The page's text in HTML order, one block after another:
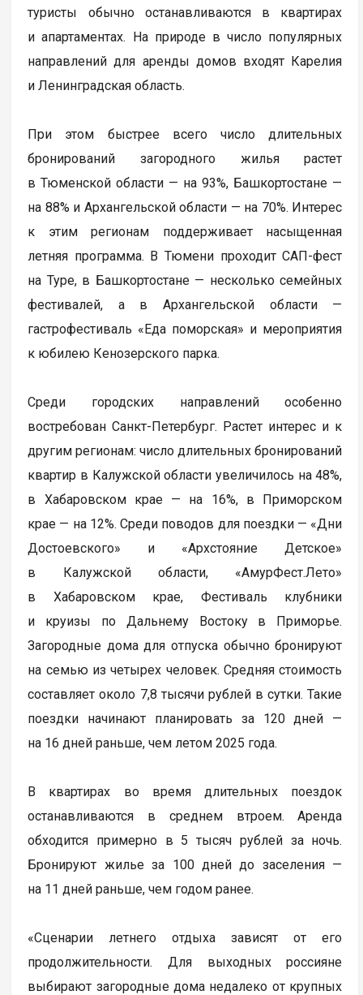
туристы обычно останавливаются в квартирах
и апартаментах. На природе в число популярных
направлений для аренды домов входят Карелия
и Ленинградская область.
При этом быстрее всего число длительных
бронирований загородного жилья растет
в Тюменской области — на 93%, Башкортостане —
на 88% и Архангельской области — на 70%. Интерес
к этим регионам поддерживает насыщенная
летняя программа. В Тюмени проходит САП-фест
на Туре, в Башкортостане — несколько семейных
фестивалей, а в Архангельской области —
гастрофестиваль «Еда поморская» и мероприятия
к юбилею Кенозерского парка.
Среди городских направлений особенно
востребован Санкт-Петербург. Растет интерес и к
другим регионам: число длительных бронирований
квартир в Калужской области увеличилось на 48%,
в Хабаровском крае — на 16%, в Приморском
крае — на 12%. Среди поводов для поездки — «Дни
Достоевского» и «Архстояние Детское»
в Калужской области, «АмурФест.Лето»
в Хабаровском крае, Фестиваль клубники
и круизы по Дальнему Востоку в Приморье.
Загородные дома для отпуска обычно бронируют
на семью из четырех человек. Средняя стоимость
составляет около 7,8 тысячи рублей в сутки. Такие
поездки начинают планировать за 120 дней —
на 16 дней раньше, чем летом 2025 года.
В квартирах во время длительных поездок
останавливаются в среднем втроем. Аренда
обходится примерно в 5 тысяч рублей за ночь.
Бронируют жилье за 100 дней до заселения —
на 11 дней раньше, чем годом ранее.
«Сценарии летнего отдыха зависят от его
продолжительности. Для выходных россияне
выбирают загородные дома недалеко от крупных